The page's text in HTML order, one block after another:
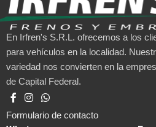
En Irfren's S.R.L. ofrecemos a los
para vehículos en la localidad.
variedad nos convierten en la
de Capital Federal.
Formulario de contacto